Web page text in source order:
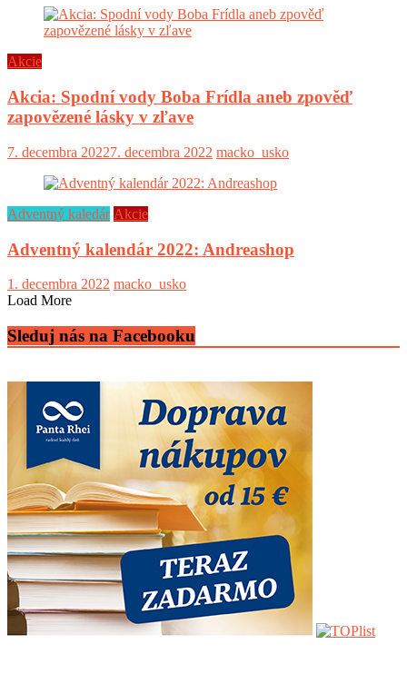
Akcie
Akcia: Spodní vody Boba Frídla aneb zpověď
zapovězené lásky v zľave
7. decembra 20227. decembra 2022 macko_usko
Adventný kaledár Akcie
Adventný kalendár 2022: Andreashop
1. decembra 2022 macko_usko
Load More
Sleduj nás na Facebooku